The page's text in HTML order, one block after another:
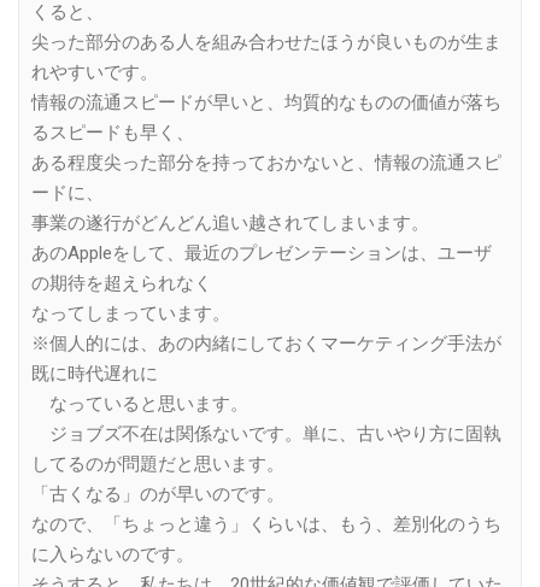
くると、
尖った部分のある人を組み合わせたほうが良いものが生ま
れやすいです。
情報の流通スピードが早いと、均質的なものの価値が落ち
るスピードも早く、
ある程度尖った部分を持っておかないと、情報の流通スピ
ードに、
事業の遂行がどんどん追い越されてしまいます。
あのAppleをして、最近のプレゼンテーションは、ユーザ
の期待を超えられなく
なってしまっています。
※個人的には、あの内緒にしておくマーケティング手法が
既に時代遅れに
なっていると思います。
ジョブズ不在は関係ないです。単に、古いやり方に固執
してるのが問題だと思います。
「古くなる」のが早いのです。
なので、「ちょっと違う」くらいは、もう、差別化のうち
に入らないのです。